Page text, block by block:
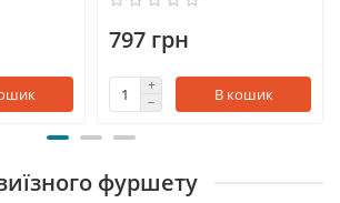
797 грн
В кошик
фуршету